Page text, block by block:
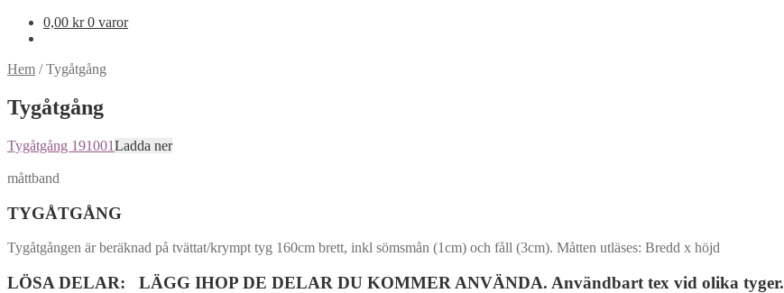
0,00 kr 0 varor
Hem /Tygåtgång
Tygåtgång
Tygåtgång 191001Ladda ner
måttband
TYGÅTGÅNG
Tygåtgången är beräknad på tvättat/krympt tyg 160cm brett, inkl sömsmån (1cm) och fåll (3cm). Måtten utläses: Bredd x höjd
LÖSA DELAR: LÄGG IHOP DE DELAR DU KOMMER ANVÄNDA. Användbart tex vid olika tyger.